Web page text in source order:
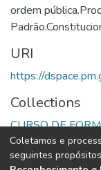
ordem
URI
https://
Collections
CURSO DE
Full item page
Coletamos e
seguintes